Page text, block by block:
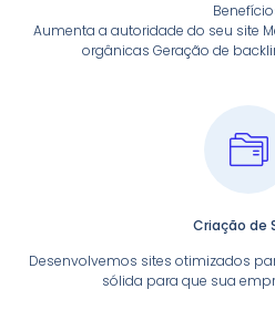
Aumenta a autoridade do seu site
orgânicas Geração de
Criação de
Desenvolvemos sites otimizados
sólida para que sua